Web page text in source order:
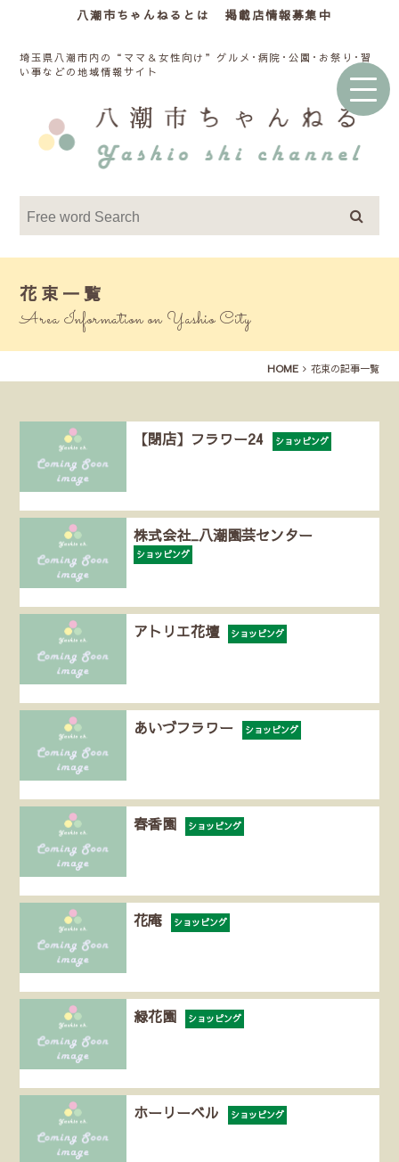
八潮市ちゃんねるとは 掲載店情報募集中
埼玉県八潮市内の“ママ＆女性向け”グルメ･病院･公園･お祭り･習
い事などの地域情報サイト
花束一覧
Area Information on Yashio City
HOME 花束の記事一覧
【閉店】フラワー24 ショッピング
株式会社_八潮園芸センター
ショッピング
アトリエ花壇 ショッピング
あいづフラワー ショッピング
春香園 ショッピング
花庵 ショッピング
緑花園 ショッピング
ホーリーベル ショッピング